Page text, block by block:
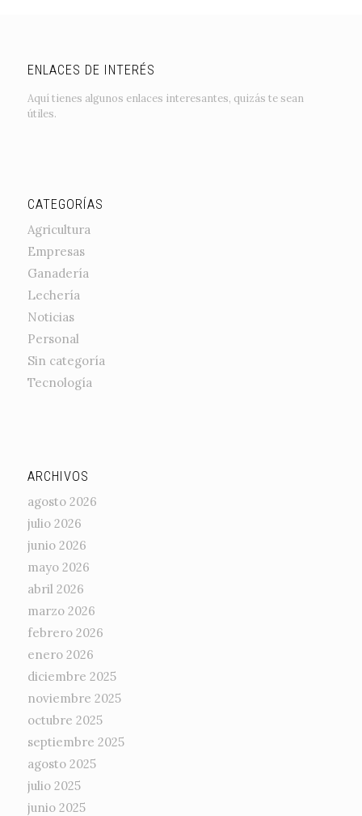
ENLACES DE INTERÉS
Aquí tienes algunos enlaces interesantes, quizás te sean
útiles.
CATEGORÍAS
Agricultura
Empresas
Ganadería
Lechería
Noticias
Personal
Sin categoría
Tecnología
ARCHIVOS
agosto 2026
julio 2026
junio 2026
mayo 2026
abril 2026
marzo 2026
febrero 2026
enero 2026
diciembre 2025
noviembre 2025
octubre 2025
septiembre 2025
agosto 2025
julio 2025
junio 2025